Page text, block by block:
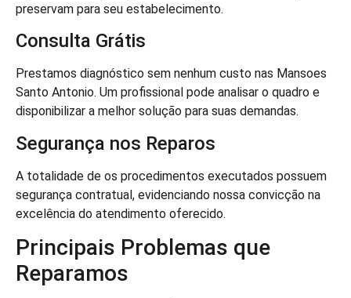
preservam para seu estabelecimento.
Consulta Grátis
Prestamos diagnóstico sem nenhum custo nas Mansoes
Santo Antonio. Um profissional pode analisar o quadro e
disponibilizar a melhor solução para suas demandas.
Segurança nos Reparos
A totalidade de os procedimentos executados possuem
segurança contratual, evidenciando nossa convicção na
excelência do atendimento oferecido.
Principais Problemas que
Reparamos